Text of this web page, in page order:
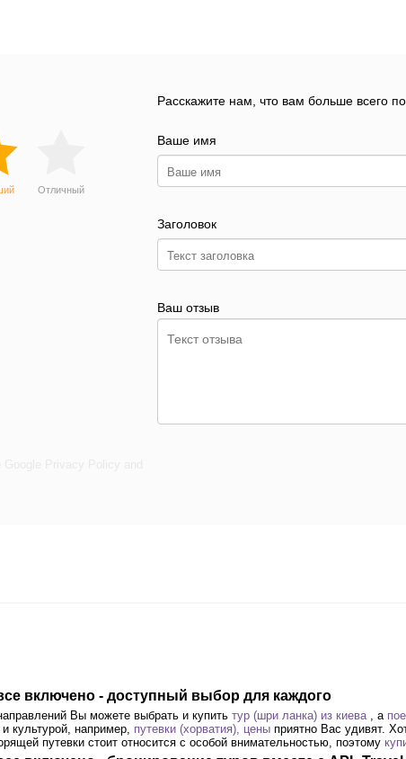
Отличный
Расскажите нам, что вам больше всего
Ваше имя
Заголовок
Ваш отзыв
включено - доступный выбор для каждого
Вы можете выбрать и купить тур (шри ланка) из киева, а
культурой, например, путевки (хорватия), цены приятно Вас удивят.
путевки стоит относится с особой внимательностью, поэтому